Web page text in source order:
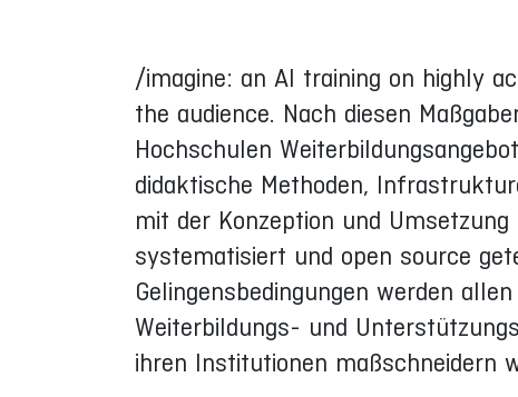
/imagine: an AI training on highly
the audience. Nach diesen
Hochschulen
didaktische Methoden,
mit der Konzeption und
systematisiert und open source
Gelingensbedingungen werden
Weiterbildungs- und
ihren Institutionen maßschneidern